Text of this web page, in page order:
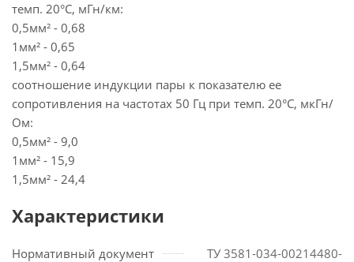
темп. 20°С, мГн/км:
0,5мм² - 0,68
1мм² - 0,65
1,5мм² - 0,64
соотношение индукции пары к показателю ее
сопротивления на частотах 50 Гц при темп. 20°С, мкГн/
Ом:
0,5мм² - 9,0
1мм² - 15,9
1,5мм² - 24,4
Характеристики
Нормативный документ
ТУ 3581-034-00214480-